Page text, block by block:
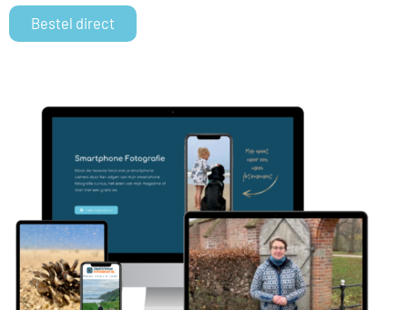
Bestel direct